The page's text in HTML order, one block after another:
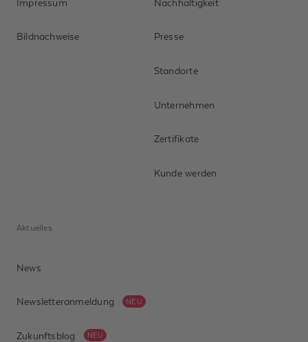
Impressum
Bildnachweise
Nachhaltigkeit
Presse
Standorte
Unternehmen
Zertifikate
Kunde werden
Aktuelles
News
Newsletteranmeldung NEU
Zukunftsblog NEU